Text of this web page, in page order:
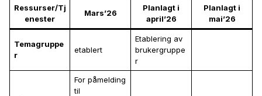
Ressurser/Tj
enester
Mars’26
Planlagt i
april’26
Planlagt i
mai’26
Temagruppe
r
etablert
Etablering av
brukergruppe
r
For påmelding
til